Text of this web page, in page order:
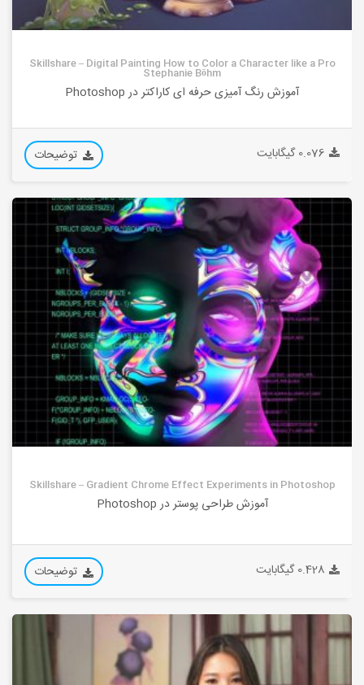
Skillshare – Digital Painting How to Color a Character like a Pro
Stephanie Böhm
آموزش رنگ آمیزی حرفه ای کاراکتر در Photoshop
0.076 گیگابایت توضیحات
Skillshare – Gradient Chrome Effect Experiments in Photoshop
آموزش طراحی پوستر در Photoshop
0.428 گیگابایت توضیحات